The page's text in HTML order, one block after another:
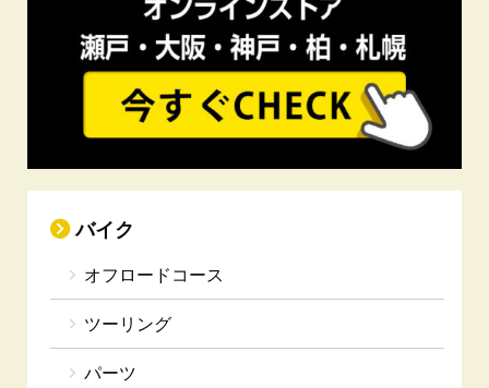
バイク
オフロードコース
ツーリング
パーツ